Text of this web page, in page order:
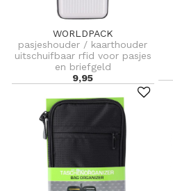
WORLDPACK
pasjeshouder / kaarthouder
uitschuifbaar rfid voor pasjes
en briefgeld
9,95